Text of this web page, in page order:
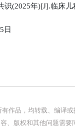
年)[J].临床儿
日
作品，均转载、编译
、版权和其他问题需